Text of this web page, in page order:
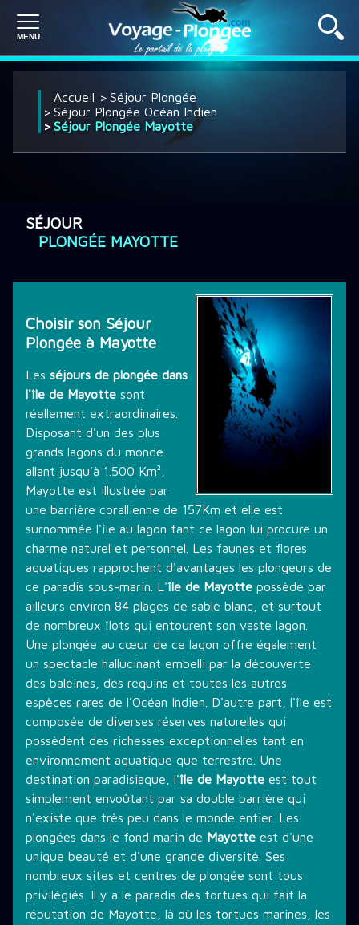
DÉCOUVRIR LA PLONGÉE
THÉMATIQUE DE PLONGÉE
LES PROMOTIONS
STAGE PLONGÉE
INFORMATIONS PRATIQUES
CONTACT
Accueil
Séjour Plongée
Séjour Plongée Océan Indien
Séjour Plongée Mayotte
SÉJOUR
PLONGÉE MAYOTTE
Choisir son Séjour
Plongée à Mayotte
Les séjours de plongée dans
l'île de Mayotte sont
réellement extraordinaires.
Disposant d'un des plus
grands lagons du monde
allant jusqu'à 1.500 Km²,
Mayotte est illustrée par
une barrière corallienne de 157Km et elle est
surnommée l'île au lagon tant ce lagon lui procure un
charme naturel et personnel. Les faunes et flores
aquatiques rapprochent d'avantages les plongeurs de
ce paradis sous-marin. L'île de Mayotte possède par
ailleurs environ 84 plages de sable blanc, et surtout
de nombreux îlots qui entourent son vaste lagon.
Une plongée au cœur de ce lagon offre également
un spectacle hallucinant embelli par la découverte
des baleines, des requins et toutes les autres
espèces rares de l'Océan Indien. D'autre part, l'île est
composée de diverses réserves naturelles qui
possèdent des richesses exceptionnelles tant en
environnement aquatique que terrestre. Une
destination paradisiaque, l'île de Mayotte est tout
simplement envoûtant par sa double barrière qui
n'existe que très peu dans le monde entier. Les
plongées dans le fond marin de Mayotte est d'une
unique beauté et d'une grande diversité. Ses
nombreux sites et centres de plongée sont tous
privilégiés. Il y a le paradis des tortues qui fait la
réputation de Mayotte, là où les tortues marines, les